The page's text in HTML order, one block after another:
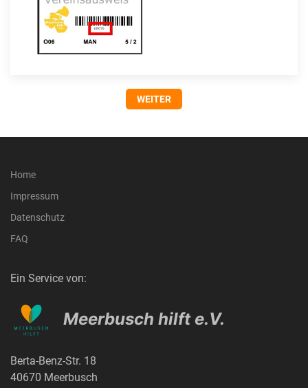
WEITER
Home
Impressum
Datenschutz
FAQ
Ein Service von:
Meerbusch hilft e.V.
Berta-Benz-Str. 18
40670 Meerbusch